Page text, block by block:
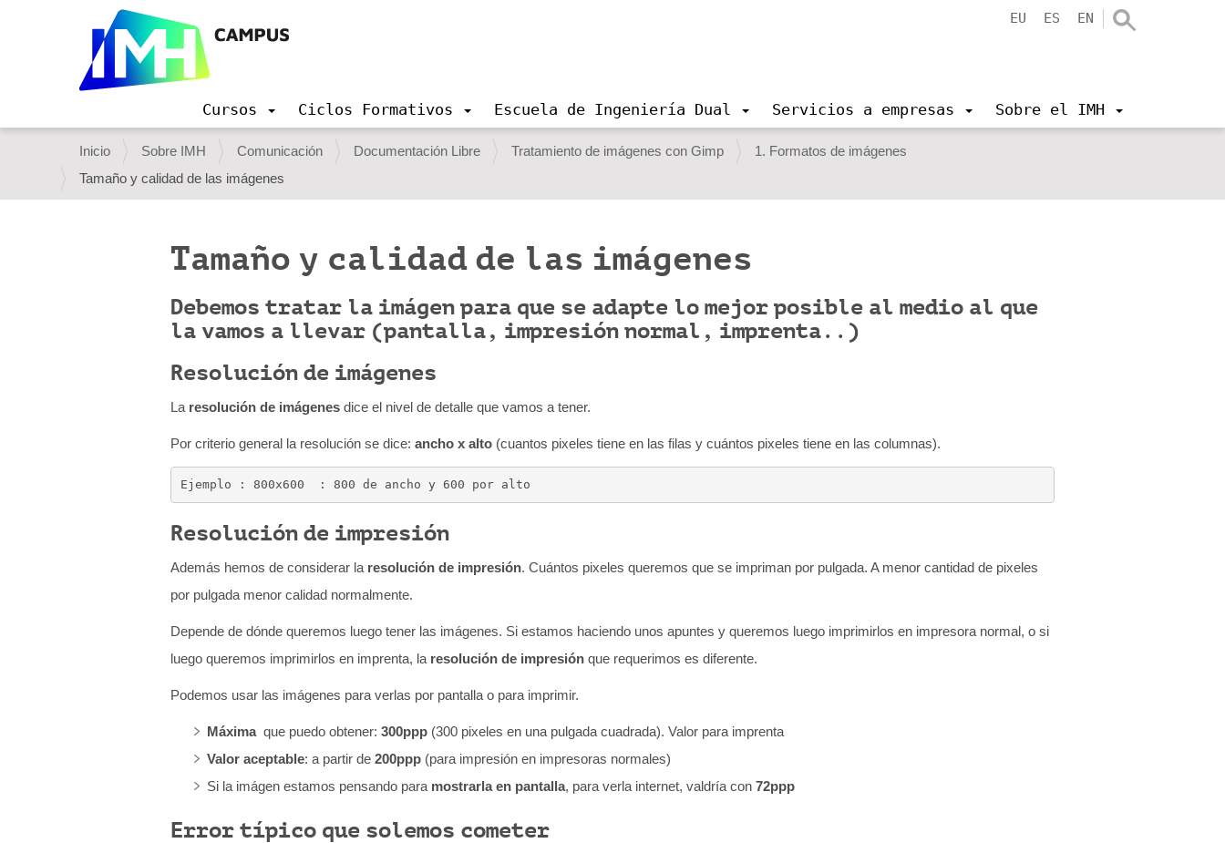
EU ES EN
v
e
g
Cursos Ciclos Formativos Escuela de Ingeniería Dual Servicios a empresas Sobre el IMH
U
s
t
Inicio Sobre IMH Comunicación Documentación Libre Tratamiento de imágenes con Gimp
1. Formatos de imágenes
Tamaño y calidad de las imágenes
Tamaño y calidad de las imágenes
Debemos tratar la imágen para que se adapte lo mejor posible al medio al que
la vamos a llevar (pantalla, impresión normal, imprenta..)
Resolución de imágenes
La resolución de imágenes dice el nivel de detalle que vamos a tener.
Por criterio general la resolución se dice: ancho x alto (cuantos pixeles tiene en las filas y cuántos pixeles tiene en las columnas).
Ejemplo : 800x600  : 800 de ancho y 600 por alto
Resolución de impresión
Además hemos de considerar la resolución de impresión. Cuántos pixeles queremos que se impriman por pulgada. A menor cantidad de pixeles
por pulgada menor calidad normalmente.
Depende de dónde queremos luego tener las imágenes. Si estamos haciendo unos apuntes y queremos luego imprimirlos en impresora normal, o si
luego queremos imprimirlos en imprenta, la resolución de impresión que requerimos es diferente.
Podemos usar las imágenes para verlas por pantalla o para imprimir.
Máxima que puedo obtener: 300ppp (300 pixeles en una pulgada cuadrada). Valor para imprenta
Valor aceptable: a partir de 200ppp (para impresión en impresoras normales)
Si la imágen estamos pensando para mostrarla en pantalla, para verla internet, valdría con 72ppp
Error típico que solemos cometer